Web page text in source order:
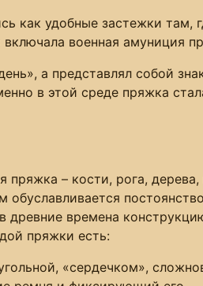
как удобные застежки там,
военная амуниция
а представлял собой
в этой среде пряжка
– кости, рога,
времена
пряжки есть:
«сердечком»,